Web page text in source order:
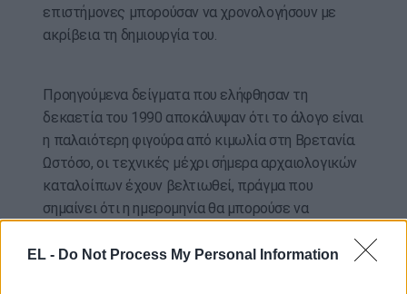
EL - Do Not Process My Personal Information
επιστήμονες μπορούσαν να χρονολογήσουν με
ακρίβεια τη δημιουργία του.
Προηγούμενα δείγματα που ελήφθησαν τη
δεκαετία του 1990 αποκάλυψαν ότι το άλογο είναι
η παλαιότερη φιγούρα από κιμωλία στη Βρετανία.
Ωστόσο, οι τεχνικές μέχρι σήμερα αρχαιολογικών
καταλοίπων έχουν βελτιωθεί, πράγμα που
σημαίνει ότι η ημερομηνία θα μπορούσε να